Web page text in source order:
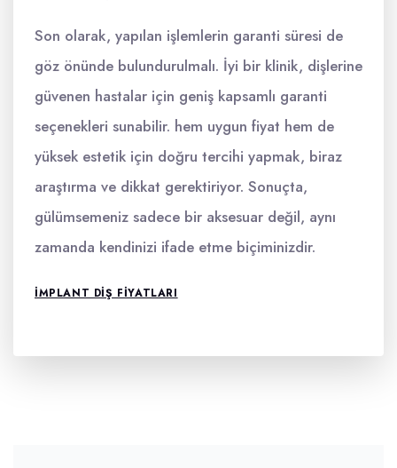
Son olarak, yapılan işlemlerin garanti süresi de
göz önünde bulundurulmalı. İyi bir klinik, dişlerine
güvenen hastalar için geniş kapsamlı garanti
seçenekleri sunabilir. hem uygun fiyat hem de
yüksek estetik için doğru tercihi yapmak, biraz
araştırma ve dikkat gerektiriyor. Sonuçta,
gülümsemeniz sadece bir aksesuar değil, aynı
zamanda kendinizi ifade etme biçiminizdir.
IMPLANT DIŞ FIYATLARI